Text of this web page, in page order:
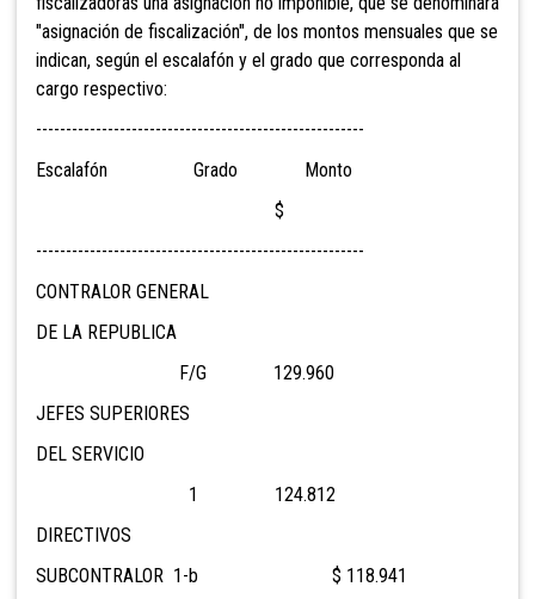
"asignación de fiscalización", de los montos mensuales que se
indican, según el escalafón y el grado que corresponda al
cargo respectivo:
-------------------------------------------------------
Escalafón Grado Monto
$
-------------------------------------------------------
CONTRALOR GENERAL
DE LA REPUBLICA
F/G 129.960
JEFES SUPERIORES
DEL SERVICIO
1 124.812
DIRECTIVOS
SUBCONTRALOR 1-b $ 118.941